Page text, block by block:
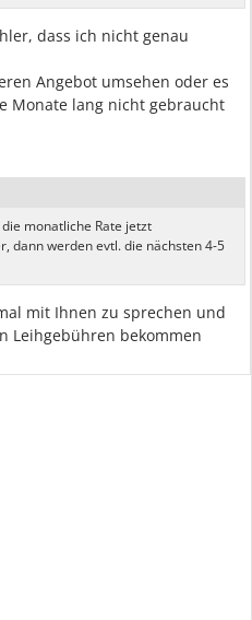
dass ich nicht genau
Angebot umsehen oder es
Monate lang nicht gebraucht
monatliche Rate jetzt
dann werden evtl. die nächsten 4-5
mit Ihnen zu sprechen und
Leihgebühren bekommen